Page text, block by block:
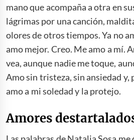
mano que acompaña a otra en
lágrimas por una canción,
olores de otros tiempos. Ya no
amo mejor. Creo. Me amo a mí.
vea, aunque nadie me toque,
Amo sin tristeza, sin ansiedad y,
amo a mi soledad y la protejo.
Amores